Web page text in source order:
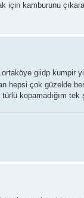
için kamburunu
giidp kumpir
hepsi çok güzelde
kopamadığım tek